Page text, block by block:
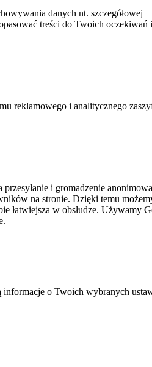
danych nt. szczegółowej
treści do Twoich oczekiwań
reklamowego i analitycznego
i gromadzenie
na stronie. Dzięki temu
łatwiejsza w obsłudze. Używamy
informacje o Twoich wybranych